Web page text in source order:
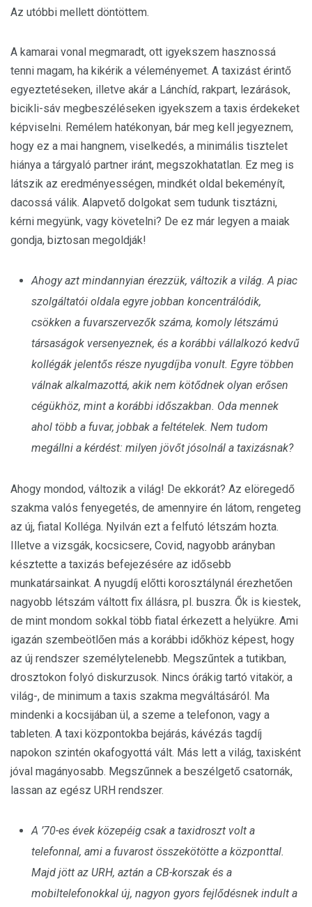
Az utóbbi mellett döntöttem.
A kamarai vonal megmaradt, ott igyekszem hasznossá
tenni magam, ha kikérik a véleményemet. A taxizást érintő
egyeztetéseken, illetve akár a Lánchíd, rakpart, lezárások,
bicikli-sáv megbeszéléseken igyekszem a taxis érdekeket
képviselni. Remélem hatékonyan, bár meg kell jegyeznem,
hogy ez a mai hangnem, viselkedés, a minimális tisztelet
hiánya a tárgyaló partner iránt, megszokhatatlan. Ez meg is
látszik az eredményességen, mindkét oldal bekeményít,
dacossá válik. Alapvető dolgokat sem tudunk tisztázni,
kérni megyünk, vagy követelni? De ez már legyen a maiak
gondja, biztosan megoldják!
Ahogy azt mindannyian érezzük, változik a világ. A piac
szolgáltatói oldala egyre jobban koncentrálódik,
csökken a fuvarszervezők száma, komoly létszámú
társaságok versenyeznek, és a korábbi vállalkozó kedvű
kollégák jelentős része nyugdíjba vonult. Egyre többen
válnak alkalmazottá, akik nem kötődnek olyan erősen
cégükhöz, mint a korábbi időszakban. Oda mennek
ahol több a fuvar, jobbak a feltételek. Nem tudom
megállni a kérdést: milyen jövőt jósolnál a taxizásnak?
Ahogy mondod, változik a világ! De ekkorát? Az elöregedő
szakma valós fenyegetés, de amennyire én látom, rengeteg
az új, fiatal Kolléga. Nyilván ezt a felfutó létszám hozta.
Illetve a vizsgák, kocsicsere, Covid, nagyobb arányban
késztette a taxizás befejezésére az idősebb
munkatársainkat. A nyugdíj előtti korosztálynál érezhetően
nagyobb létszám váltott fix állásra, pl. buszra. Ők is kiestek,
de mint mondom sokkal több fiatal érkezett a helyükre. Ami
igazán szembeötlően más a korábbi időkhöz képest, hogy
az új rendszer személytelenebb. Megszűntek a tutikban,
drosztokon folyó diskurzusok. Nincs órákig tartó vitakör, a
világ-, de minimum a taxis szakma megváltásáról. Ma
mindenki a kocsijában ül, a szeme a telefonon, vagy a
tableten. A taxi központokba bejárás, kávézás tagdíj
napokon szintén okafogyottá vált. Más lett a világ, taxisként
jóval magányosabb. Megszűnnek a beszélgető csatornák,
lassan az egész URH rendszer.
A ’70-es évek közepéig csak a taxidroszt volt a
telefonnal, ami a fuvarost összekötötte a központtal.
Majd jött az URH, aztán a CB-korszak és a
mobiltelefonokkal új, nagyon gyors fejlődésnek indult a